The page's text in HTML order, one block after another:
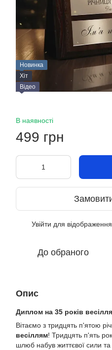
Новинка
Хіт
Відео
В наявності
499 грн
Увійти для
До обраного
Опис
Диплом на 35 років
Вітаємо з тридцять п'ятою
весіллям! Тридцять п'ять
шлюб набув життєвої сили та